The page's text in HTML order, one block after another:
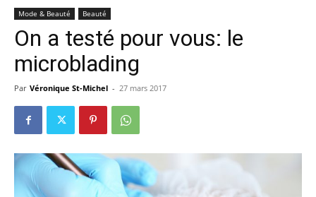
Mode & Beauté Beauté
On a testé pour vous: le
microblading
Par Véronique St-Michel - 27 mars 2017